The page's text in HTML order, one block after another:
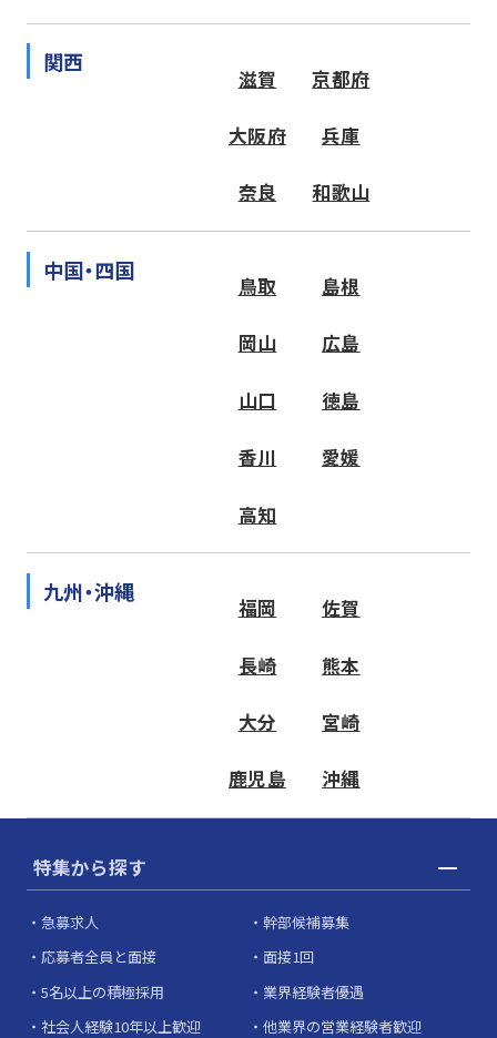
関西
滋賀 京都府
大阪府 兵庫
奈良 和歌山
中国・四国
鳥取 島根
岡山 広島
山口 徳島
香川 愛媛
高知
九州・沖縄
福岡 佐賀
長崎 熊本
大分 宮崎
鹿児島 沖縄
特集から探す
急募求人
幹部候補募集
応募者全員と面接
面接1回
5名以上の積極採用
業界経験者優遇
社会人経験10年以上歓迎
他業界の営業経験者歓迎